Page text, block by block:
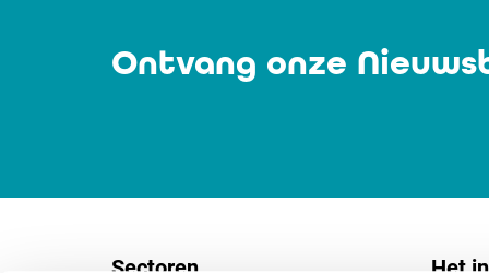
Ontvang onze
Sectoren Het